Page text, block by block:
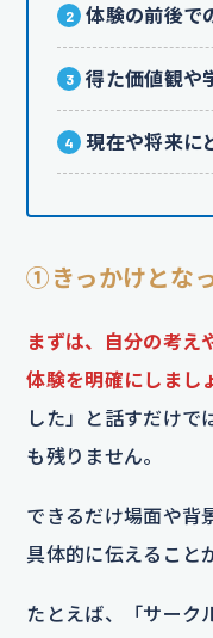
体験の前後で
得た価値観や
現在や将来に
①きっかけとな
まずは、自分の考え
体験を明確にしまし
した」と話すだけで
も残りません。
できるだけ場面や背
具体的に伝えること
たとえば、「サーク